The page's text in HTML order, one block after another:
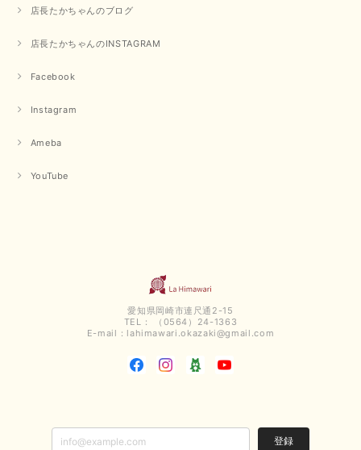
店長たかちゃんのブログ
店長たかちゃんのINSTAGRAM
Facebook
Instagram
Ameba
YouTube
愛知県岡崎市連尺通2-15
TEL： （0564）24-1363
E-mail： lahimawari.okazaki@gmail.com
登録